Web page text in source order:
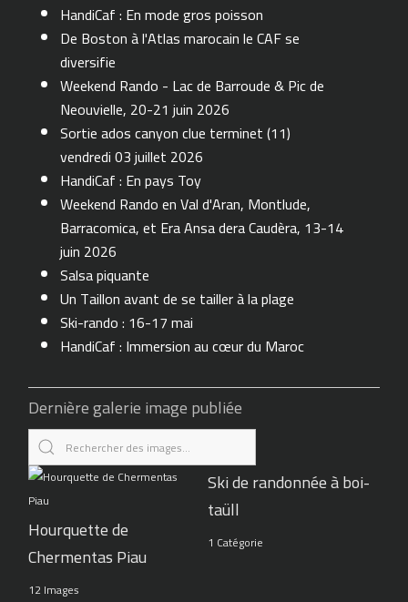
HandiCaf : En mode gros poisson
De Boston à l'Atlas marocain le CAF se
diversifie
Weekend Rando - Lac de Barroude & Pic de
Neouvielle, 20-21 juin 2026
Sortie ados canyon clue terminet (11)
vendredi 03 juillet 2026
HandiCaf : En pays Toy
Weekend Rando en Val d'Aran, Montlude,
Barracomica, et Era Ansa dera Caudèra, 13-14
juin 2026
Salsa piquante
Un Taillon avant de se tailler à la plage
Ski-rando : 16-17 mai
HandiCaf : Immersion au cœur du Maroc
Dernière galerie image publiée
Hourquette de
Chermentas Piau
12 Images
Ski de randonnée à boi-
taüll
1 Catégorie